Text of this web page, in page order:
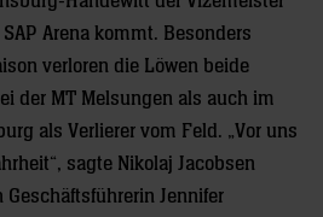
Arena kommt. Besonders
verloren die Löwen beide
der MT Melsungen als auch im
als Verlierer vom Feld. „Vor uns
sagte Nikolaj Jacobsen
Jennifer